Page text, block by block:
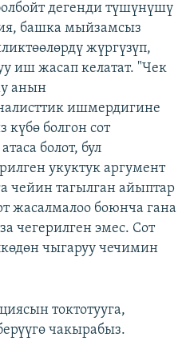
дегенди түшүнүшү
башка мыйзамсыз
жүргүзүп,
иш жасап келатат. "Чек
анын
ишмердигине
болгон сот
болот, бул
укуктук аргумент
чейин тагылган айыптар
жасалмалоо боюнча гана
чегерилген эмес. Сот
чыгаруу чечимин
токтотууга,
чакырабыз.